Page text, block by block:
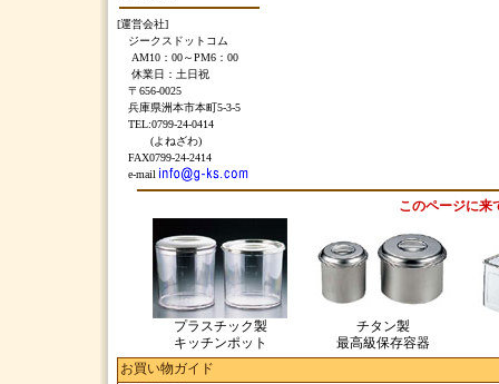
[運営会社]
ジークスドットコム
AM10：00～PM6：00
休業日：土日祝
〒656-0025
兵庫県洲本市本町5-3-5
TEL:0799-24-0414
(よねざわ)
FAX0799-24-2414
e-mail
このページに来
プラスチック製
キッチンポット
チタン製
最高級保存容器
お買い物ガイド